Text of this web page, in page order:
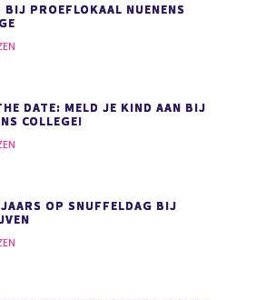
BIJ PROEFLOKAAL NUENENS
DATE: MELD JE KIND AAN BIJ
COLLEGE!
OP SNUFFELDAG BIJ